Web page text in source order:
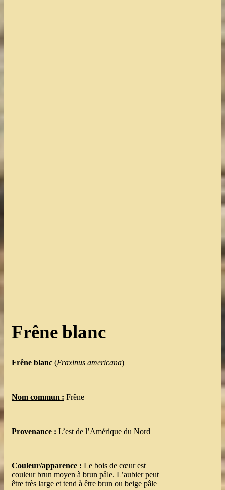
Frêne blanc
Frêne blanc (Fraxinus americana)
Nom commun : Frêne
Provenance : L’est de l’Amérique du Nord
Couleur/apparence : Le bois de cœur est
couleur brun moyen à brun pâle. L’aubier peut
être très large et tend à être brun ou beige pâle